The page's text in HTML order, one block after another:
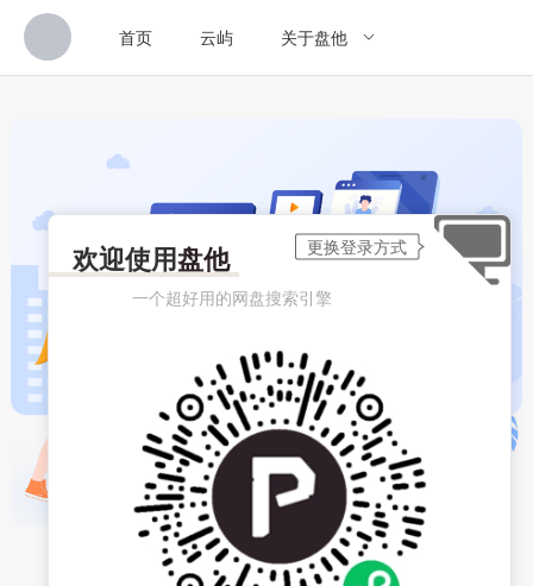
首页 云屿 关于盘他
欢迎使用盘他
一个超好用的网盘搜索引擎